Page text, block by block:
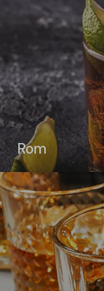
Rom